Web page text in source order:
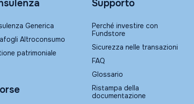
Generica
Altroconsumo
patrimoniale
Supporto
Perché investire con
Fundstore
Sicurezza nelle transazioni
FAQ
Glossario
Ristampa della
documentazione